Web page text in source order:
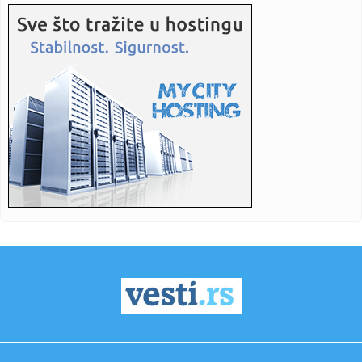
14:24: Spektakl Marije Šerifović u Travniku: Fanovi stižu iz cijele B...
14:24:
14:24:U toku asfaltiranje banjalučkih ulica
14:24:Ko je ubio Tupaka? Poslije tri decenije počinje suđenje
14:23:„Хуманитарни понедељак“ на ...
Vozač saniteta Mario Ilić nastavlja oporavak u Vranju